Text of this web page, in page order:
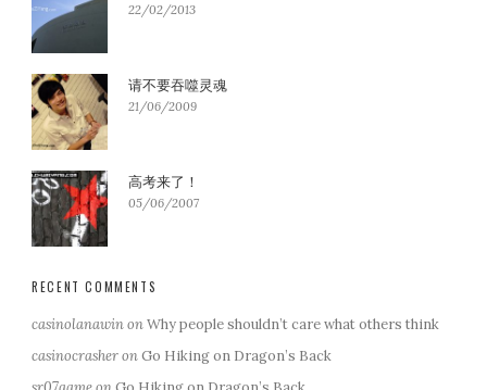
22/02/2013
请不要吞噬灵魂
21/06/2009
高考来了！
05/06/2007
RECENT COMMENTS
casinolanawinonWhy people shouldn’t care what others think
casinocrasheronGo Hiking on Dragon’s Back